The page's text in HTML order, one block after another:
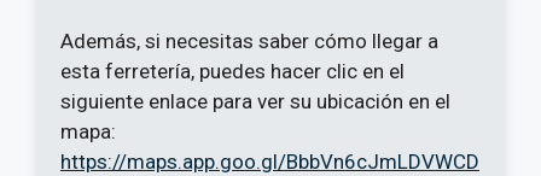
Además, si necesitas saber cómo llegar a
esta ferretería, puedes hacer clic en el
siguiente enlace para ver su ubicación en el
mapa:
https://maps.app.goo.gl/BbbVn6cJmLDVWCD